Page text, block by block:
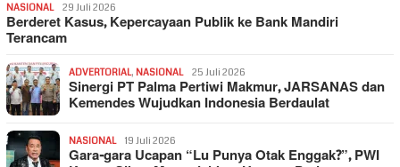
NASIONAL 29 Juli 2026
Berderet Kasus, Kepercayaan Publik ke Bank Mandiri
Terancam
ADVERTORIAL, NASIONAL 25 Juli 2026
Sinergi PT Palma Pertiwi Makmur, JARSANAS dan
Kemendes Wujudkan Indonesia Berdaulat
NASIONAL 19 Juli 2026
Gara-gara Ucapan “Lu Punya Otak Enggak?”, PWI